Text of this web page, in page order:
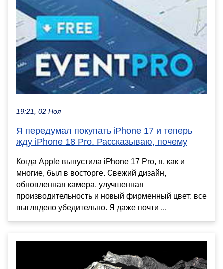
19:21, 02 Ноя
Я передумал покупать iPhone 17 и теперь
жду iPhone 18 Pro. Рассказываю, почему
Когда Apple выпустила iPhone 17 Pro, я, как и
многие, был в восторге. Свежий дизайн,
обновленная камера, улучшенная
производительность и новый фирменный цвет: все
выглядело убедительно. Я даже почти ...